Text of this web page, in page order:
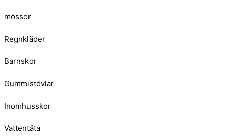
mössor
Regnkläder
Barnskor
Gummistövlar
Inomhusskor
Vattentäta